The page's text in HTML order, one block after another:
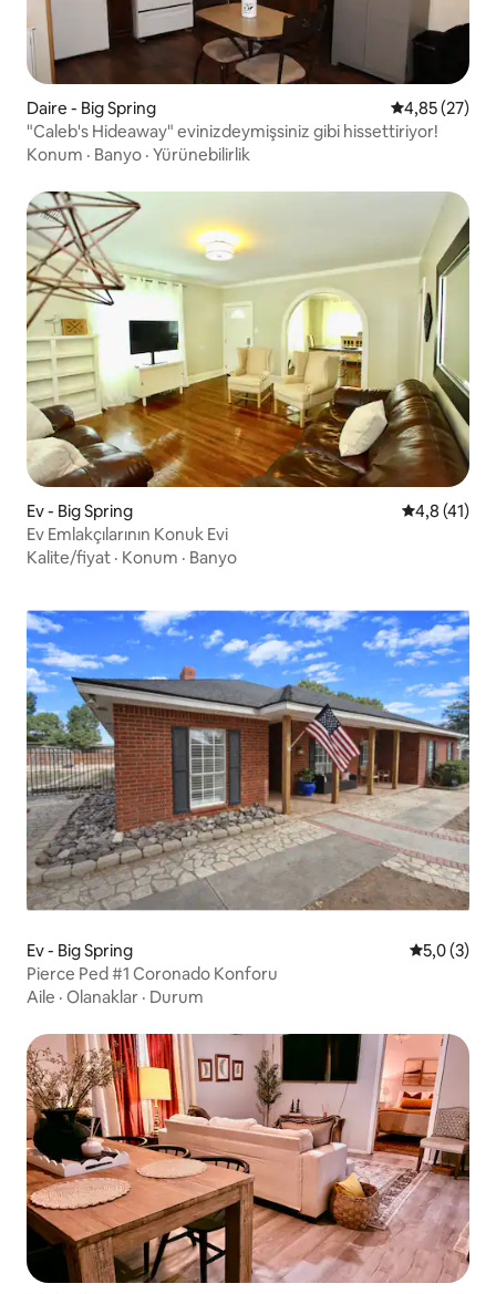
Daire - Big Spring 5 üzerinden
4,85 (27)
"Caleb's Hideaway" evinizdeymişsiniz gibi hissettiriyor!
Konum · Banyo · Yürünebilirlik
Ev - Big Spring 54,8 (41)
Ev Emlakçılarının Konuk Evi
Kalite/fiyat · Konum · Banyo
Ev - Big Spring 55,0 (3)
Pierce Ped #1 Coronado Konforu
Aile · Olanaklar · Durum